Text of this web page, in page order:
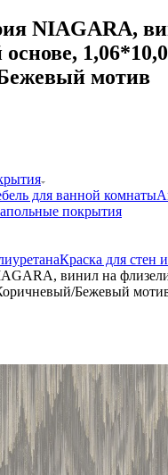
NIAGARA,
мотив
для ванной комнаты
покрытия
Краска для стен
винил на
Бежевый